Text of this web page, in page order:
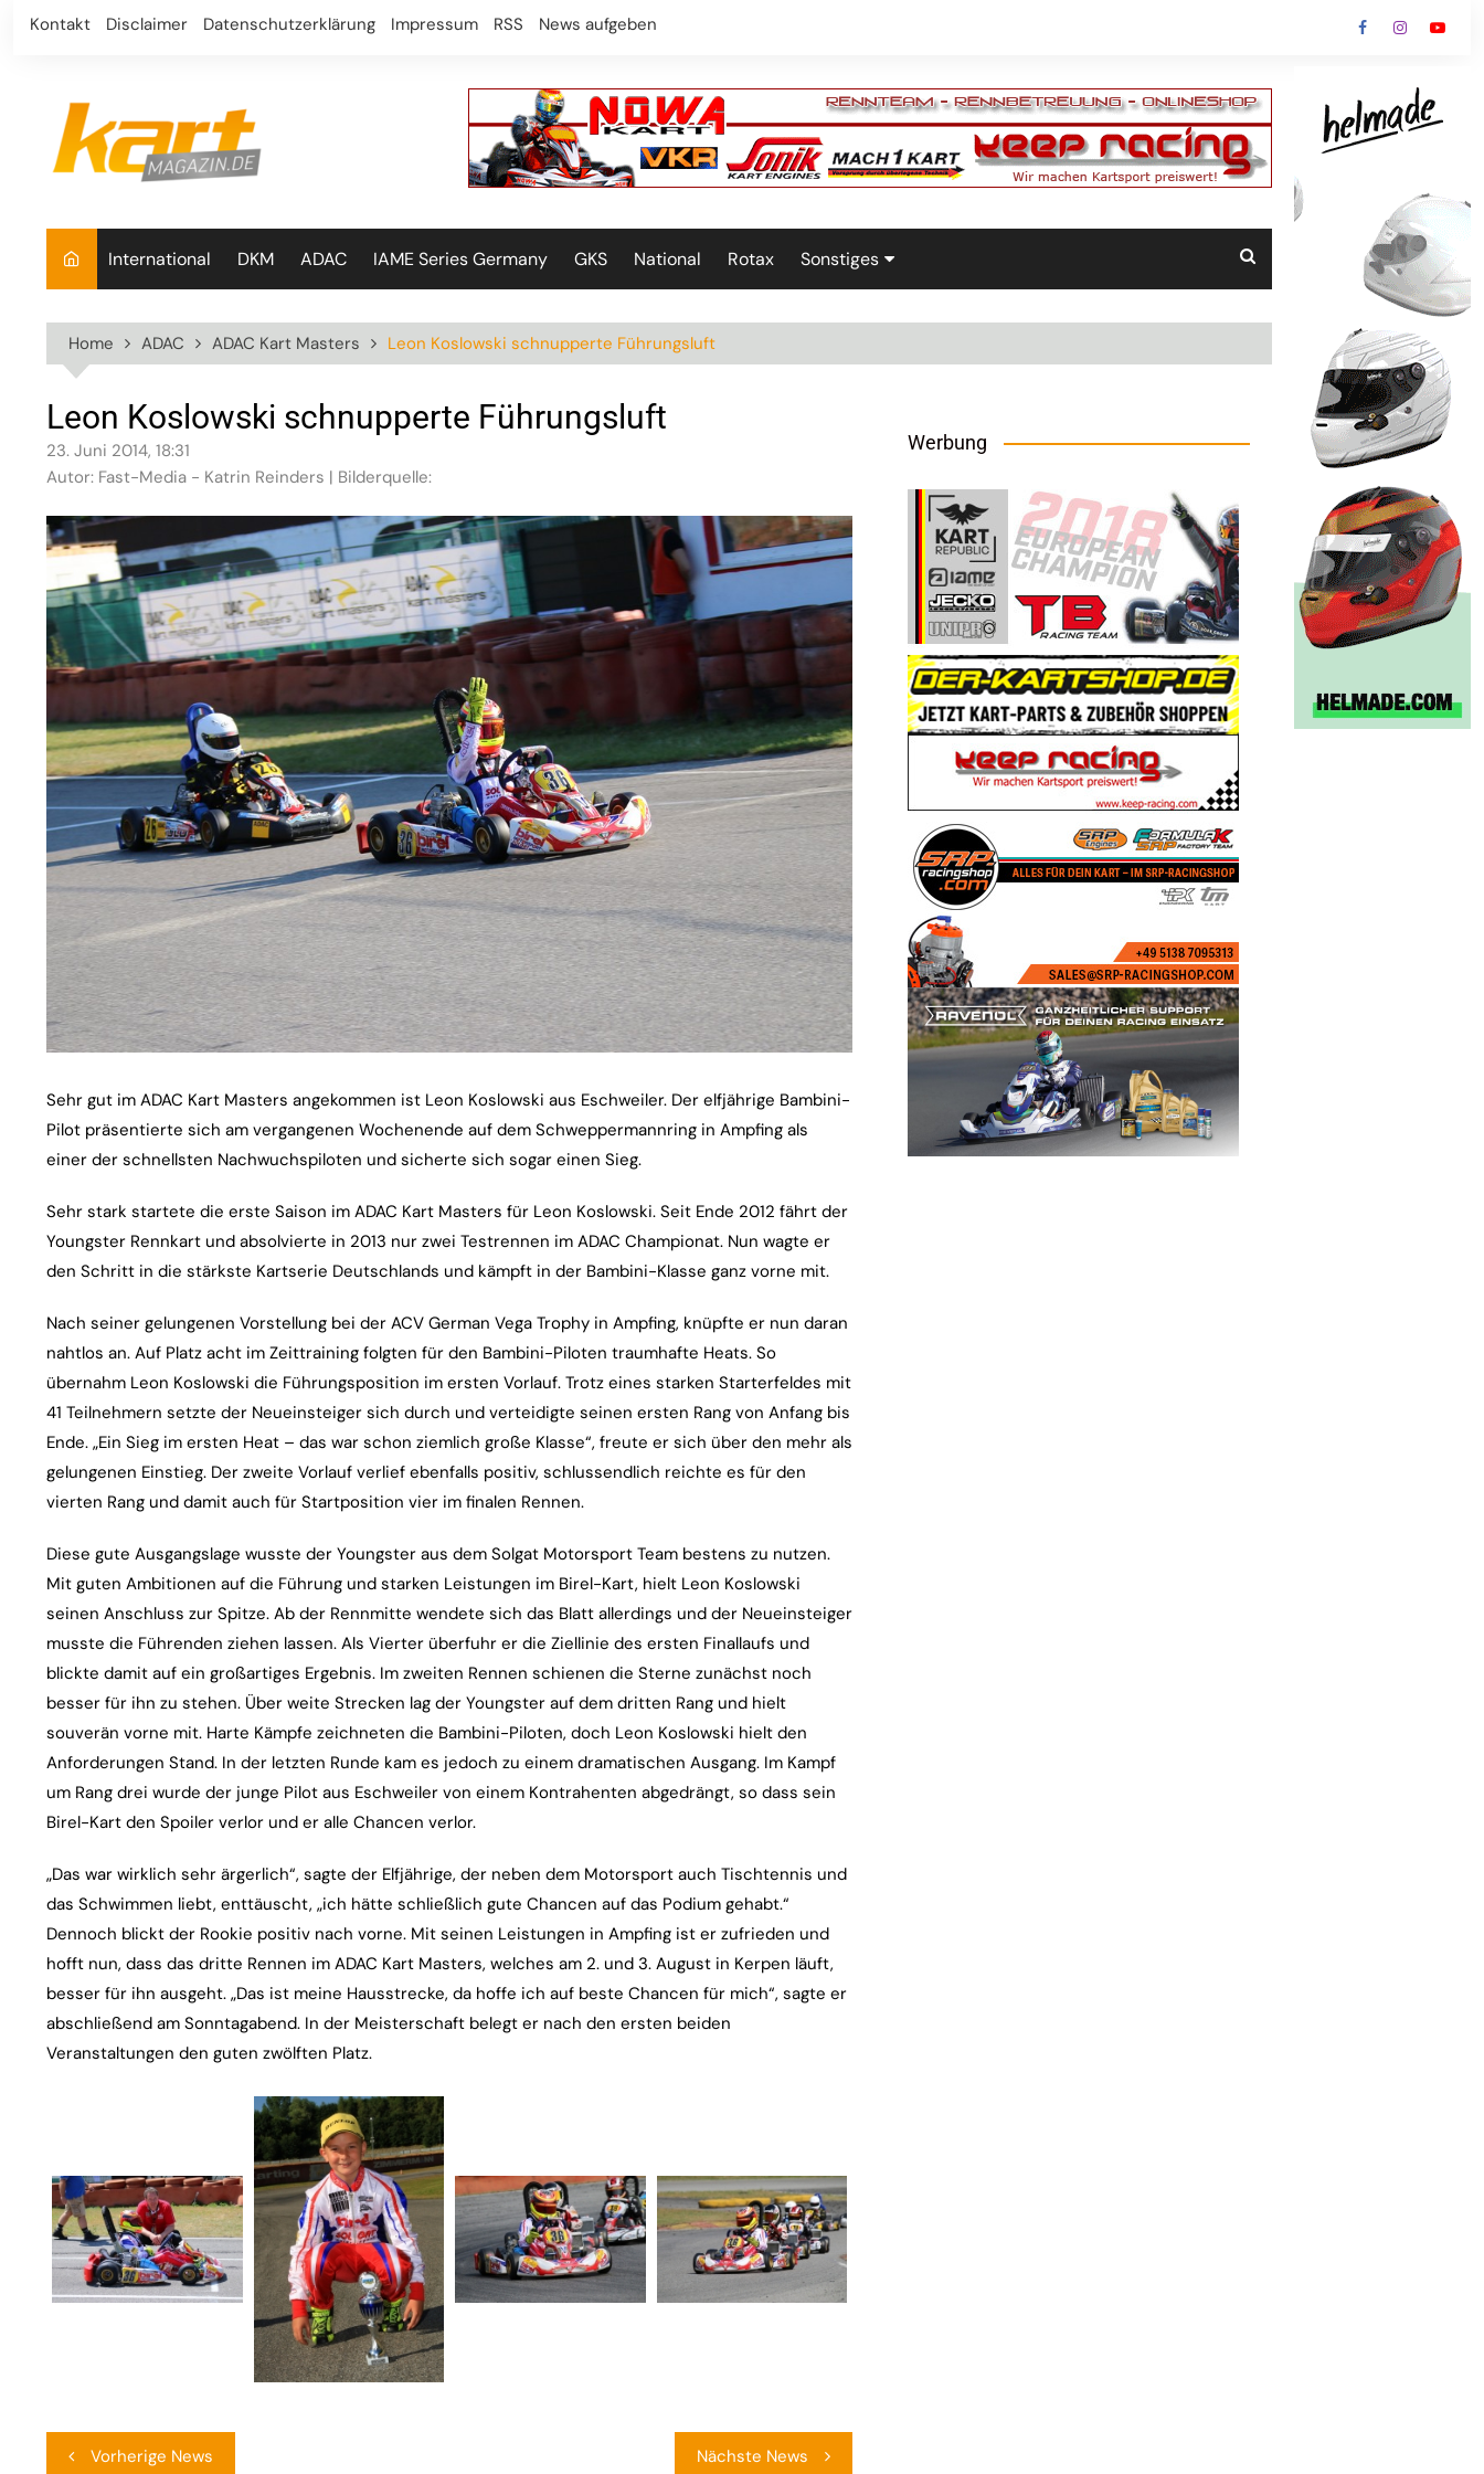
Skip
Kontakt Disclaimer Datenschutzerklärung Impressum RSS News aufgeben
International DKM ADAC IAME Series Germany GKS National Rotax Sonstiges
Home ADAC ADAC Kart Masters Leon Koslowski schnupperte Führungsluft
Leon Koslowski schnupperte Führungsluft
23. Juni 2014, 18:31
Autor: Fast-Media - Katrin Reinders | Bilderquelle:
Sehr gut im ADAC Kart Masters angekommen ist Leon Koslowski aus Eschweiler. Der elfjährige Bambini-
Pilot präsentierte sich am vergangenen Wochenende auf dem Schweppermannring in Ampfing als
einer der schnellsten Nachwuchspiloten und sicherte sich sogar einen Sieg.
Sehr stark startete die erste Saison im ADAC Kart Masters für Leon Koslowski. Seit Ende 2012 fährt der
Youngster Rennkart und absolvierte in 2013 nur zwei Testrennen im ADAC Championat. Nun wagte er
den Schritt in die stärkste Kartserie Deutschlands und kämpft in der Bambini-Klasse ganz vorne mit.
Nach seiner gelungenen Vorstellung bei der ACV German Vega Trophy in Ampfing, knüpfte er nun daran
nahtlos an. Auf Platz acht im Zeittraining folgten für den Bambini-Piloten traumhafte Heats. So
übernahm Leon Koslowski die Führungsposition im ersten Vorlauf. Trotz eines starken Starterfeldes mit
41 Teilnehmern setzte der Neueinsteiger sich durch und verteidigte seinen ersten Rang von Anfang bis
Ende. „Ein Sieg im ersten Heat – das war schon ziemlich große Klasse“, freute er sich über den mehr als
gelungenen Einstieg. Der zweite Vorlauf verlief ebenfalls positiv, schlussendlich reichte es für den
vierten Rang und damit auch für Startposition vier im finalen Rennen.
Diese gute Ausgangslage wusste der Youngster aus dem Solgat Motorsport Team bestens zu nutzen.
Mit guten Ambitionen auf die Führung und starken Leistungen im Birel-Kart, hielt Leon Koslowski
seinen Anschluss zur Spitze. Ab der Rennmitte wendete sich das Blatt allerdings und der Neueinsteiger
musste die Führenden ziehen lassen. Als Vierter überfuhr er die Ziellinie des ersten Finallaufs und
blickte damit auf ein großartiges Ergebnis. Im zweiten Rennen schienen die Sterne zunächst noch
besser für ihn zu stehen. Über weite Strecken lag der Youngster auf dem dritten Rang und hielt
souverän vorne mit. Harte Kämpfe zeichneten die Bambini-Piloten, doch Leon Koslowski hielt den
Anforderungen Stand. In der letzten Runde kam es jedoch zu einem dramatischen Ausgang. Im Kampf
um Rang drei wurde der junge Pilot aus Eschweiler von einem Kontrahenten abgedrängt, so dass sein
Birel-Kart den Spoiler verlor und er alle Chancen verlor.
„Das war wirklich sehr ärgerlich“, sagte der Elfjährige, der neben dem Motorsport auch Tischtennis und
das Schwimmen liebt, enttäuscht, „ich hätte schließlich gute Chancen auf das Podium gehabt.“
Dennoch blickt der Rookie positiv nach vorne. Mit seinen Leistungen in Ampfing ist er zufrieden und
hofft nun, dass das dritte Rennen im ADAC Kart Masters, welches am 2. und 3. August in Kerpen läuft,
besser für ihn ausgeht. „Das ist meine Hausstrecke, da hoffe ich auf beste Chancen für mich“, sagte er
abschließend am Sonntagabend. In der Meisterschaft belegt er nach den ersten beiden
Veranstaltungen den guten zwölften Platz.
Beitragsnavigation
Vorherige News Nächste News
Werbung